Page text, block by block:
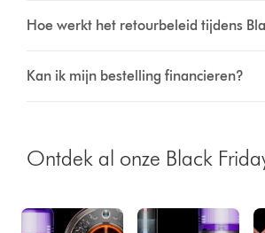
Hoe werkt het retourbeleid tijdens
Kan ik mijn bestelling financieren?
Ontdek al onze Black